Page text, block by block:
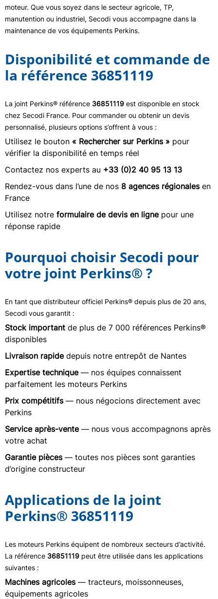
moteur. Que vous soyez dans le secteur agricole, TP,
manutention ou industriel, Secodi vous accompagne dans la
maintenance de vos équipements Perkins.
Disponibilité et commande de
la référence 36851119
La joint Perkins® référence 36851119 est disponible en stock
chez Secodi France. Pour commander ou obtenir un devis
personnalisé, plusieurs options s’offrent à vous :
Utilisez le bouton « Rechercher sur Perkins » pour
vérifier la disponibilité en temps réel
Contactez nos experts au +33 (0)2 40 95 13 13
Rendez-vous dans l’une de nos 8 agences régionalesen
France
Utilisez notre formulaire de devis en lignepour une
réponse rapide
Pourquoi choisir Secodi pour
votre joint Perkins® ?
En tant que distributeur officiel Perkins® depuis plus de 20 ans,
Secodi vous garantit :
Stock important de plus de 7 000 références Perkins®
disponibles
Livraison rapidedepuis notre entrepôt de Nantes
Expertise technique— nos équipes connaissent
parfaitement les moteurs Perkins
Prix compétitifs— nous négocions directement avec
Perkins
Service après-vente— nous vous accompagnons après
votre achat
Garantie pièces— toutes nos pièces sont garanties
d’origine constructeur
Applications de la joint
Perkins® 36851119
Les moteurs Perkins équipent de nombreux secteurs d’activité.
La référence 36851119 peut être utilisée dans les applications
suivantes :
Machines agricoles— tracteurs, moissonneuses,
équipements agricoles